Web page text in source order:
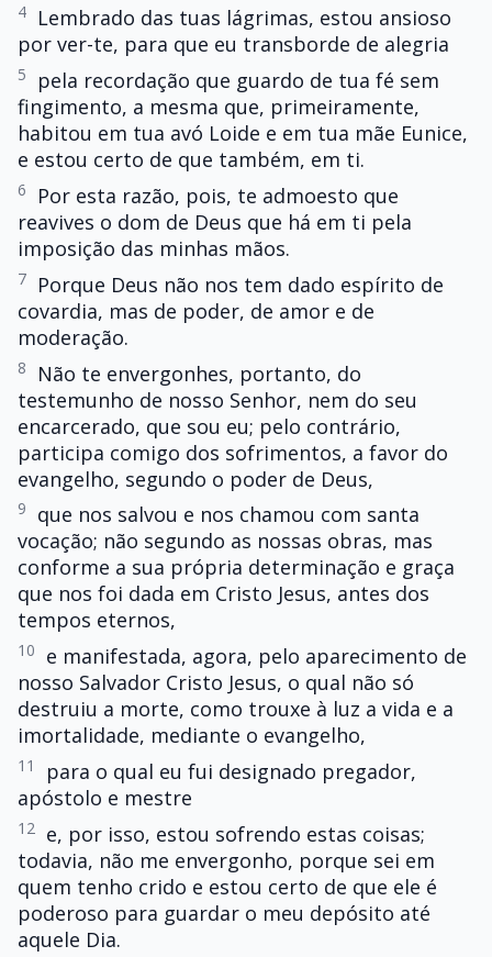
4
Lembrado das tuas lágrimas, estou ansioso
por ver-te, para que eu transborde de alegria
5
pela recordação que guardo de tua fé sem
fingimento, a mesma que, primeiramente,
habitou em tua avó Loide e em tua mãe Eunice,
e estou certo de que também, em ti.
6
Por esta razão, pois, te admoesto que
reavives o dom de Deus que há em ti pela
imposição das minhas mãos.
7
Porque Deus não nos tem dado espírito de
covardia, mas de poder, de amor e de
moderação.
8
Não te envergonhes, portanto, do
testemunho de nosso Senhor, nem do seu
encarcerado, que sou eu; pelo contrário,
participa comigo dos sofrimentos, a favor do
evangelho, segundo o poder de Deus,
9
que nos salvou e nos chamou com santa
vocação; não segundo as nossas obras, mas
conforme a sua própria determinação e graça
que nos foi dada em Cristo Jesus, antes dos
tempos eternos,
10
e manifestada, agora, pelo aparecimento de
nosso Salvador Cristo Jesus, o qual não só
destruiu a morte, como trouxe à luz a vida e a
imortalidade, mediante o evangelho,
11
para o qual eu fui designado pregador,
apóstolo e mestre
12
e, por isso, estou sofrendo estas coisas;
todavia, não me envergonho, porque sei em
quem tenho crido e estou certo de que ele é
poderoso para guardar o meu depósito até
aquele Dia.